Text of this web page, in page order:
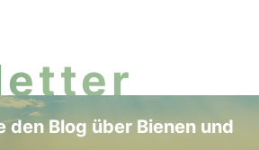
den Blog über Bienen und